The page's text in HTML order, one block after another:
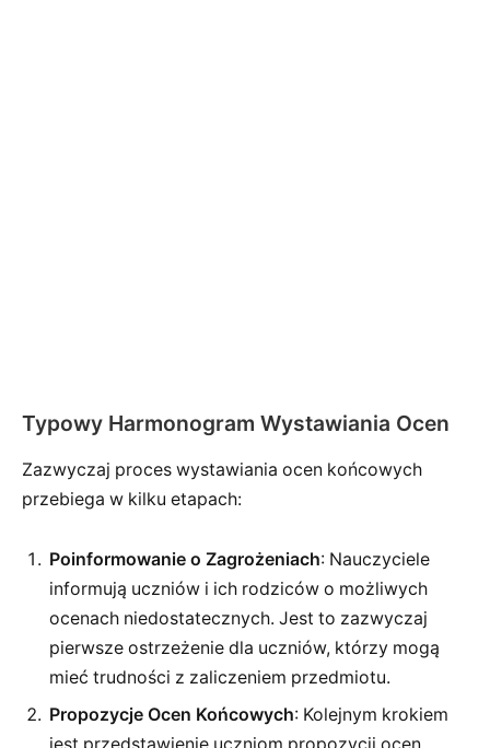
Typowy Harmonogram Wystawiania Ocen
Zazwyczaj proces wystawiania ocen końcowych
przebiega w kilku etapach:
Poinformowanie o Zagrożeniach: Nauczyciele
informują uczniów i ich rodziców o możliwych
ocenach niedostatecznych. Jest to zazwyczaj
pierwsze ostrzeżenie dla uczniów, którzy mogą
mieć trudności z zaliczeniem przedmiotu.
Propozycje Ocen Końcowych: Kolejnym krokiem